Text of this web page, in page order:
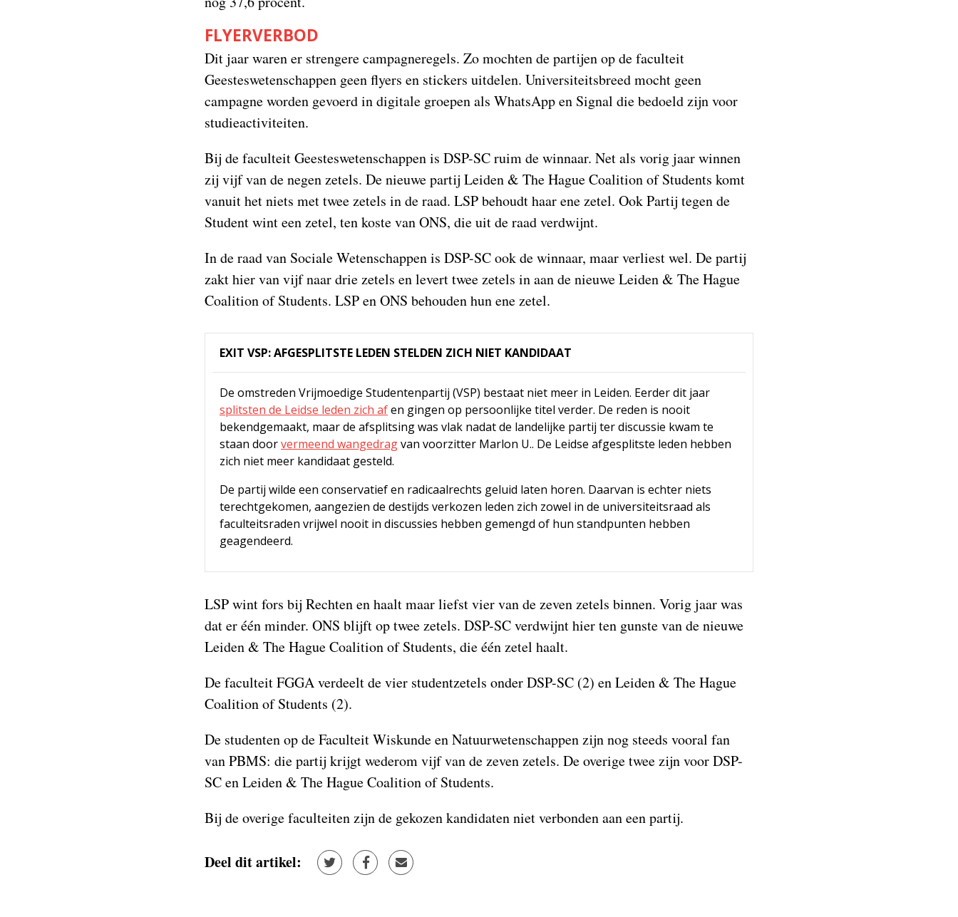
FLYERVERBOD
Dit jaar waren er strengere campagneregels. Zo mochten de partijen op de faculteit
Geesteswetenschappen geen flyers en stickers uitdelen. Universiteitsbreed mocht geen
campagne worden gevoerd in digitale groepen als WhatsApp en Signal die bedoeld zijn voor
studieactiviteiten.
Bij de faculteit Geesteswetenschappen is DSP-SC ruim de winnaar. Net als vorig jaar winnen
zij vijf van de negen zetels. De nieuwe partij Leiden & The Hague Coalition of Students komt
vanuit het niets met twee zetels in de raad. LSP behoudt haar ene zetel. Ook Partij tegen de
Student wint een zetel, ten koste van ONS, die uit de raad verdwijnt.
In de raad van Sociale Wetenschappen is DSP-SC ook de winnaar, maar verliest wel. De partij
zakt hier van vijf naar drie zetels en levert twee zetels in aan de nieuwe Leiden & The Hague
Coalition of Students. LSP en ONS behouden hun ene zetel.
EXIT VSP: AFGESPLITSTE LEDEN STELDEN ZICH NIET KANDIDAAT
De omstreden Vrijmoedige Studentenpartij (VSP) bestaat niet meer in Leiden. Eerder dit jaar
splitsten de Leidse leden zich afen gingen op persoonlijke titel verder. De reden is nooit
bekendgemaakt, maar de afsplitsing was vlak nadat de landelijke partij ter discussie kwam te
staan doorvermeend wangedragvan voorzitter Marlon U.. De Leidse afgesplitste leden hebben
zich niet meer kandidaat gesteld.
De partij wilde een conservatief en radicaalrechts geluid laten horen. Daarvan is echter niets
terechtgekomen, aangezien de destijds verkozen leden zich zowel in de universiteitsraad als
faculteitsraden vrijwel nooit in discussies hebben gemengd of hun standpunten hebben
geagendeerd.
LSP wint fors bij Rechten en haalt maar liefst vier van de zeven zetels binnen. Vorig jaar was
dat er één minder. ONS blijft op twee zetels. DSP-SC verdwijnt hier ten gunste van de nieuwe
Leiden & The Hague Coalition of Students, die één zetel haalt.
De faculteit FGGA verdeelt de vier studentzetels onder DSP-SC (2) en Leiden & The Hague
Coalition of Students (2).
De studenten op de Faculteit Wiskunde en Natuurwetenschappen zijn nog steeds vooral fan
van PBMS: die partij krijgt wederom vijf van de zeven zetels. De overige twee zijn voor DSP-
SC en Leiden & The Hague Coalition of Students.
Bij de overige faculteiten zijn de gekozen kandidaten niet verbonden aan een partij.
Deel dit artikel: